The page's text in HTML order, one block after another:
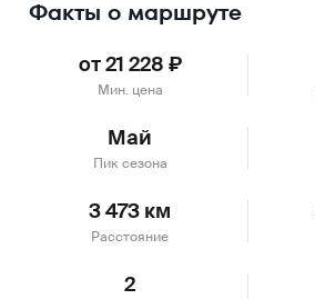
Факты о маршруте
от 21 228 ₽
Мин. цена
Май
Пик сезона
3 473 км
Расстояние
2